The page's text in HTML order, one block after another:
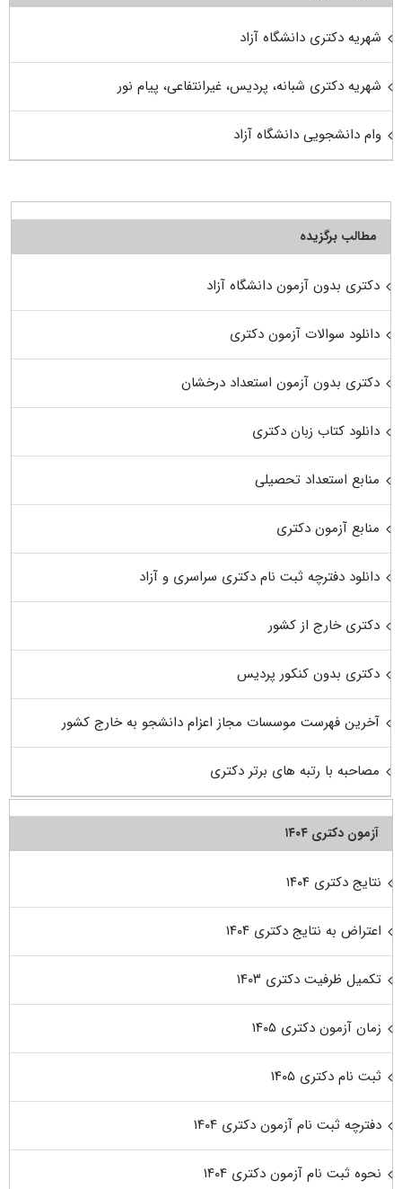
شهریه دکتری دانشگاه آزاد
شهریه دکتری شبانه، پردیس، غیرانتفاعی، پیام نور
وام دانشجویی دانشگاه آزاد
مطالب برگزیده
دکتری بدون آزمون دانشگاه آزاد
دانلود سوالات آزمون دکتری
دکتری بدون آزمون استعداد درخشان
دانلود کتاب زبان دکتری
منابع استعداد تحصیلی
منابع آزمون دکتری
دانلود دفترچه ثبت نام دکتری سراسری و آزاد
دکتری خارج از کشور
دکتری بدون کنکور پردیس
آخرین فهرست موسسات مجاز اعزام دانشجو به خارج کشور
مصاحبه با رتبه های برتر دکتری
آزمون دکتری ۱۴۰۴
نتایج دکتری ۱۴۰۴
اعتراض به نتایج دکتری ۱۴۰۴
تکمیل ظرفیت دکتری ۱۴۰۳
زمان آزمون دکتری ۱۴۰۵
ثبت نام دکتری ۱۴۰۵
دفترچه ثبت نام آزمون دکتری ۱۴۰۴
نحوه ثبت نام آزمون دکتری ۱۴۰۴